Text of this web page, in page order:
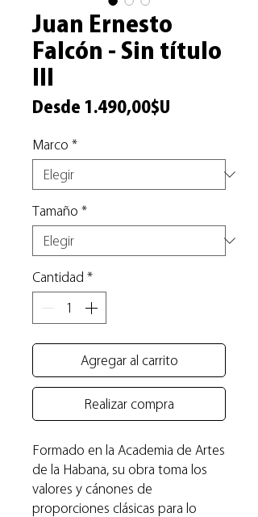
Juan Ernesto
Falcón - Sin título
Desde 1.490,00$U
Marco *
Tamaño *
Cantidad *
Agregar al carrito
Realizar compra
Formado en la Academia de Artes
de la Habana, su obra toma los
valores y cánones de
proporciones clásicas para lo